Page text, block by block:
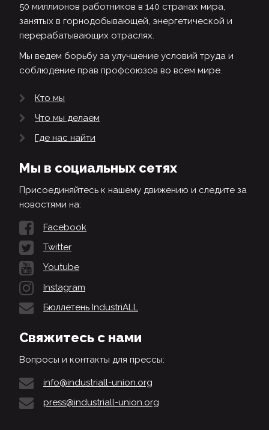
50 миллионов работников в 140 странах мира,
занятых в горнодобывающей, энергетической и
перерабатывающих отраслях.
Мы ведем борьбу за улучшение условий труда и
соблюдение прав профсоюзов во всем мире.
Кто мы
Что мы делаем
Где нас найти
Мы в социальных сетях
Присоединяйтесь к нашему движению и следите за
новостями на:
Facebook
Twitter
Youtube
Instagram
Бюллетень IndustriALL
Свяжитесь с нами
Вопросы и контакты для прессы:
info@industriall-union.org
press@industriall-union.org